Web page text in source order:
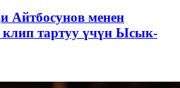
Айтбосунов менен
тартуу үчүн Ысык-